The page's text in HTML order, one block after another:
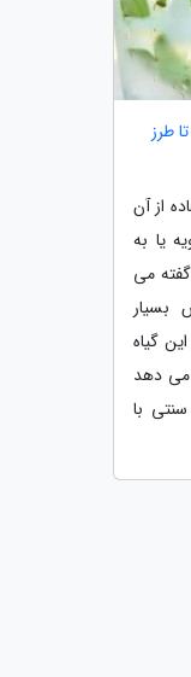
طرز
از آن
یا به
می
بسیار
گیاه
می دهد
با